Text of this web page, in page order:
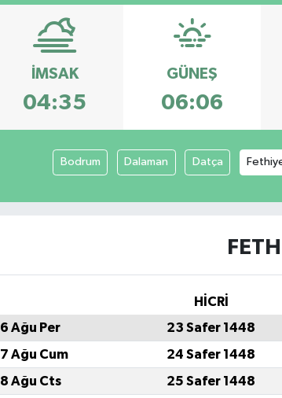
İMSAK
04:35
GÜNEŞ
06:06
Bodrum Dalaman Datça
HİCRİ
6 Ağu Per
23 Safer 1448
7 Ağu Cum
24 Safer 1448
8 Ağu Cts
25 Safer 1448